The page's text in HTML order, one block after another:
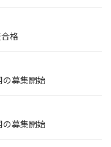
格
募集開始
募集開始